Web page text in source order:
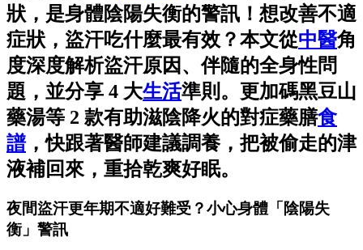
狀，是身體陰陽失衡的警訊！想改善不適
症狀，盜汗吃什麼最有效？本文從中醫角
度深度解析盜汗原因、伴隨的全身性問
題，並分享 4 大生活準則。更加碼黑豆山
藥湯等 2 款有助滋陰降火的對症藥膳食
譜，快跟著醫師建議調養，把被偷走的津
液補回來，重拾乾爽好眠。
夜間盜汗更年期不適好難受？小心身體「陰陽失
衡」警訊